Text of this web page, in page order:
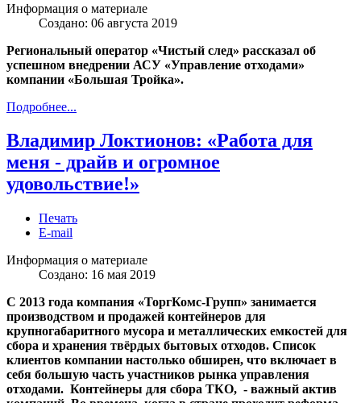
Информация о материале
Создано: 06 августа 2019
Региональный оператор «Чистый след» рассказал об
успешном внедрении АСУ «Управление отходами»
компании «Большая Тройка».
Подробнее...
Владимир Локтионов: «Работа для
меня - драйв и огромное
удовольствие!»
Печать
E-mail
Информация о материале
Создано: 16 мая 2019
С 2013 года компания «ТоргКомс-Групп» занимается
производством и продажей контейнеров для
крупногабаритного мусора и металлических емкостей для
сбора и хранения твёрдых бытовых отходов. Список
клиентов компании настолько обширен, что включает в
себя большую часть участников рынка управления
отходами. Контейнеры для сбора ТКО, - важный актив